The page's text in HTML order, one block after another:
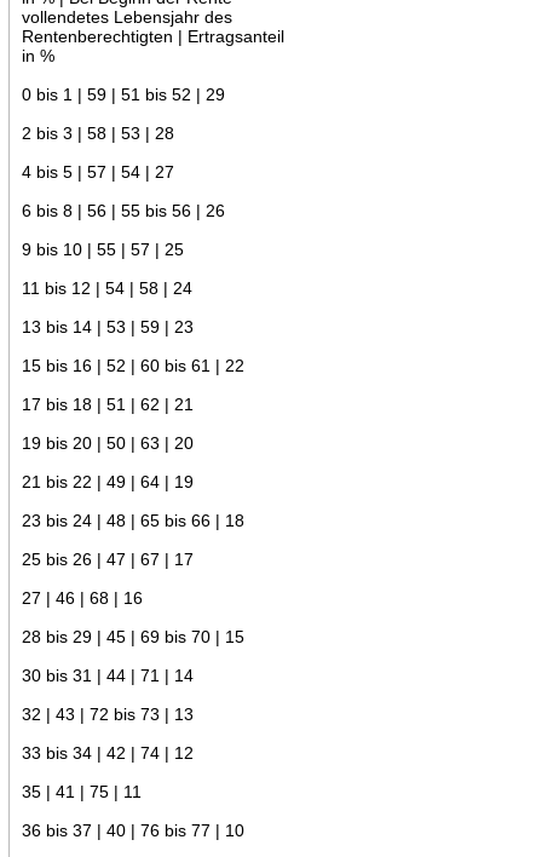
vollendetes Lebensjahr des
Rentenberechtigten | Ertragsanteil
in %
0 bis 1 | 59 | 51 bis 52 | 29
2 bis 3 | 58 | 53 | 28
4 bis 5 | 57 | 54 | 27
6 bis 8 | 56 | 55 bis 56 | 26
9 bis 10 | 55 | 57 | 25
11 bis 12 | 54 | 58 | 24
13 bis 14 | 53 | 59 | 23
15 bis 16 | 52 | 60 bis 61 | 22
17 bis 18 | 51 | 62 | 21
19 bis 20 | 50 | 63 | 20
21 bis 22 | 49 | 64 | 19
23 bis 24 | 48 | 65 bis 66 | 18
25 bis 26 | 47 | 67 | 17
27 | 46 | 68 | 16
28 bis 29 | 45 | 69 bis 70 | 15
30 bis 31 | 44 | 71 | 14
32 | 43 | 72 bis 73 | 13
33 bis 34 | 42 | 74 | 12
35 | 41 | 75 | 11
36 bis 37 | 40 | 76 bis 77 | 10